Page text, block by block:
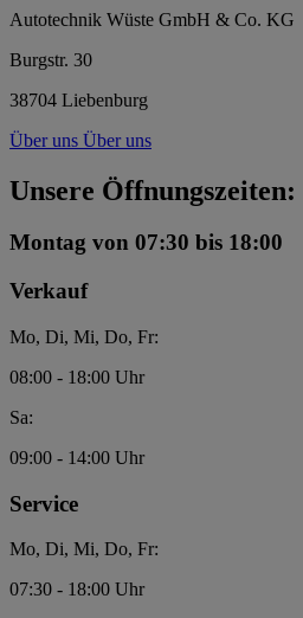
Autotechnik Wüste GmbH & Co. KG
Burgstr. 30
38704 Liebenburg
Über uns Über uns
Unsere Öffnungszeiten:
Montag von 07:30 bis 18:00
Verkauf
Mo, Di, Mi, Do, Fr:
08:00 - 18:00 Uhr
Sa:
09:00 - 14:00 Uhr
Service
Mo, Di, Mi, Do, Fr:
07:30 - 18:00 Uhr